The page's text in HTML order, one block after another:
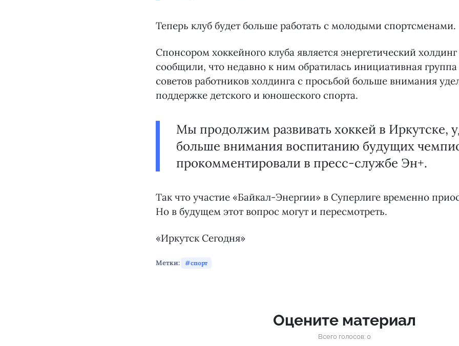
Теперь клуб будет больше работать с молодыми спортсменами.
Спонсором хоккейного клуба является энергетический
сообщили, что недавно к ним обратилась инициативная
советов работников холдинга с просьбой больше внимания
поддержке детского и юношеского спорта.
Мы продолжим развивать хоккей в Иркутске,
больше внимания воспитанию будущих
прокомментировали в пресс-службе Эн+.
Так что участие «Байкал-Энергии» в Суперлиге временно
Но в будущем этот вопрос могут и пересмотреть.
«Иркутск Сегодня»
Метки: спорт
Оцените материал
Всего голосов: 0